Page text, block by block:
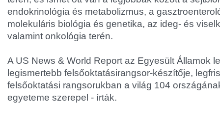
endokrinológia és metabolizmus, a
molekuláris biológia és genetika, az ideg- és
valamint onkológia terén.
A US News & World Report az Egyesült Államok
legismertebb felsőoktatásirangsor-készítője,
felsőoktatási rangsorukban a világ 104
egyeteme szerepel - írták.